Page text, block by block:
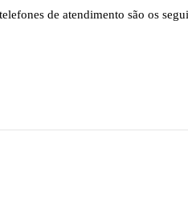
de atendimento são os